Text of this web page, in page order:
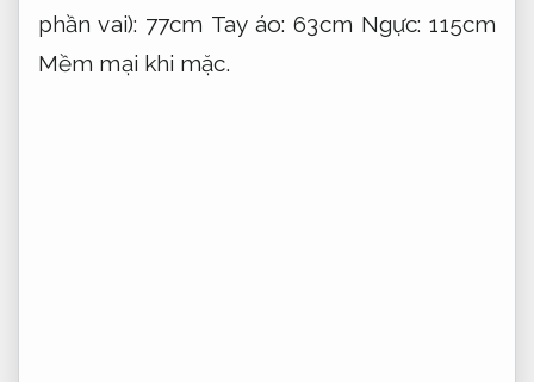
phần vai): 77cm Tay áo: 63cm Ngực: 115cm
Mềm mại khi mặc.